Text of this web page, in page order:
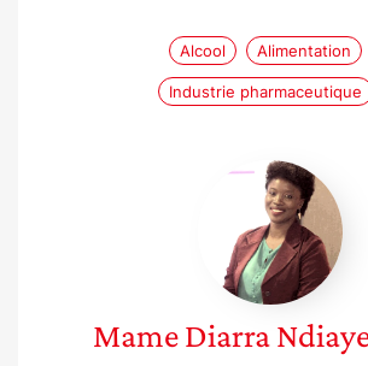
Alcool Alimentation
Industrie pharmaceutique
Mame
Diarra
Ndiaye
Sobel
Mame Diarra